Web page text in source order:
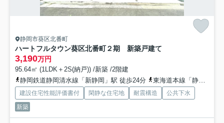
静岡市葵区北番町
ハートフルタウン葵区北番町２期 新築戸建て
3,190万円
95.64㎡ (1LDK＋2S(納戸)) /新築 /2階建
静岡鉄道静岡清水線「新静岡」駅 徒歩24分
東海道本線「静岡」駅 徒歩26分
建設住宅性能評価書付 閑静な住宅地 耐震構造
公共下水
新築